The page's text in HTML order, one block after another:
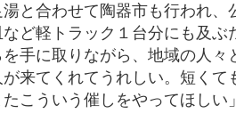
と合わせて陶器市も行われ、
ど軽トラック１台分にも及ぶ
手に取りながら、地域の人々
来てくれてうれしい。短くて
こういう催しをやってほしい